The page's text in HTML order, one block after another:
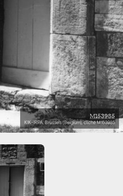
M153985
KIK-IRPA, Brussels (Belgium), cliché M153985